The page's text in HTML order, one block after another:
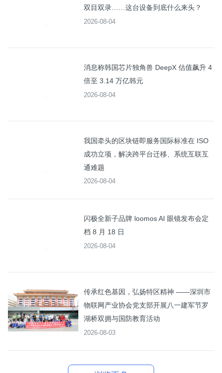
双目双录……这台设备到底什么来头？
2026-08-04
消息称韩国芯片独角兽 DeepX 估值飙升 4
倍至 3.14 万亿韩元
2026-08-04
我国牵头的区块链即服务国际标准在 ISO
成功立项，解决跨平台迁移、系统互联互
通难题
2026-08-04
闪极全新子品牌 loomos AI 眼镜发布会定
档 8 月 18 日
2026-08-04
传承红色基因，弘扬特区精神 ——深圳市
物联网产业协会党支部开展八一建军节罗
湖桥双拥与国防教育活动
2026-08-03